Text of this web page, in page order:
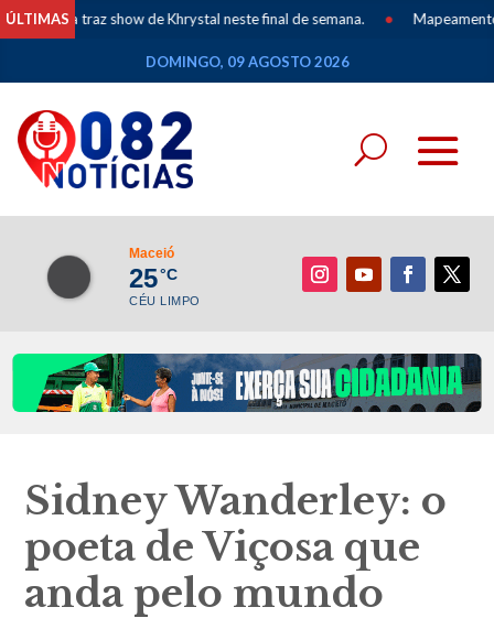
ÚLTIMAS
traz show de Khrystal neste final de semana. • Mapeamento dos
DOMINGO, 09 AGOSTO 2026
Maceió
25°C
CÉU LIMPO
Sidney Wanderley: o
poeta de Viçosa que
anda pelo mundo